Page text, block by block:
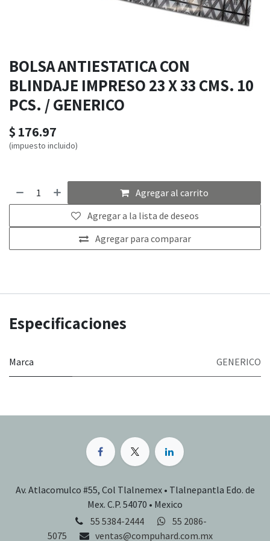
BOLSA ANTIESTATICA CON
BLINDAJE IMPRESO 23 X 33 CMS. 10
PCS. / GENERICO
$ 176.97
(impuesto incluido)
Agregar al carrito
Agregar para comparar
Agregar a la lista de deseos
Especificaciones
Marca GENERICO
Av. Atlacomulco #55, Col Tlalnemex • Tlalnepantla Edo. de
Mex. C.P. 54070 • Mexico
55 5384-2444
55 2086-
5075
ventas@compuhard.com.mx